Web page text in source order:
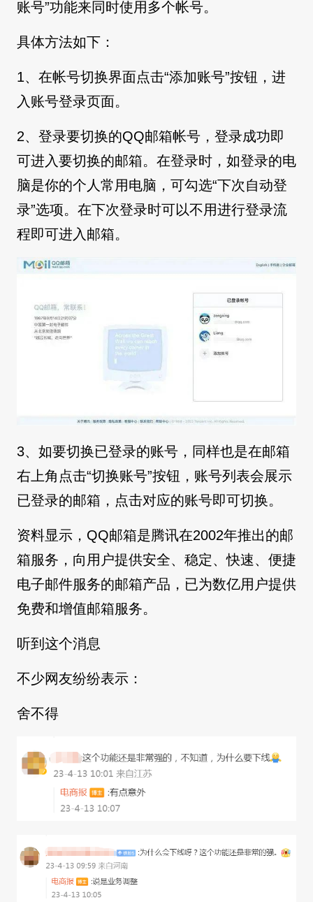
账号”功能来同时使用多个帐号。
具体方法如下：
1、在帐号切换界面点击“添加账号”按钮，进
入账号登录页面。
2、登录要切换的QQ邮箱帐号，登录成功即
可进入要切换的邮箱。在登录时，如登录的电
脑是你的个人常用电脑，可勾选“下次自动登
录”选项。在下次登录时可以不用进行登录流
程即可进入邮箱。
3、如要切换已登录的账号，同样也是在邮箱
右上角点击“切换账号”按钮，账号列表会展示
已登录的邮箱，点击对应的账号即可切换。
资料显示，QQ邮箱是腾讯在2002年推出的邮
箱服务，向用户提供安全、稳定、快速、便捷
电子邮件服务的邮箱产品，已为数亿用户提供
免费和增值邮箱服务。
听到这个消息
不少网友纷纷表示：
舍不得